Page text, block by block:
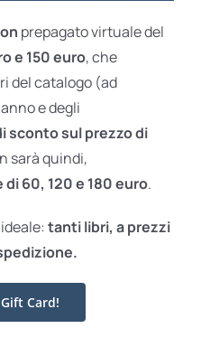
prepagato virtuale del
e 150 euro, che
del catalogo (ad
e degli
sconto sul prezzo di
sarà quindi,
di 60, 120 e 180 euro.
tanti libri, a prezzi
Card!